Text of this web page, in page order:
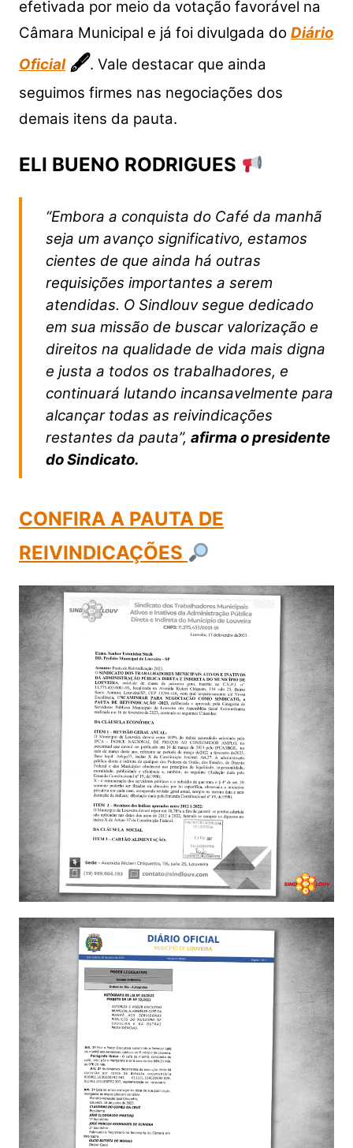
efetivada por meio da votação favorável na
Câmara Municipal e já foi divulgada do Diário
Oficial 🖋. Vale destacar que ainda
seguimos firmes nas negociações dos
demais itens da pauta.
ELI BUENO RODRIGUES
“Embora a conquista do Café da manhã
seja um avanço significativo, estamos
cientes de que ainda há outras
requisições importantes a serem
atendidas. O Sindlouv segue dedicado
em sua missão de buscar valorização e
direitos na qualidade de vida mais digna
e justa a todos os trabalhadores, e
continuará lutando incansavelmente para
alcançar todas as reivindicações
restantes da pauta”, afirma o presidente
do Sindicato.
CONFIRA A PAUTA DE
REIVINDICAÇÕES